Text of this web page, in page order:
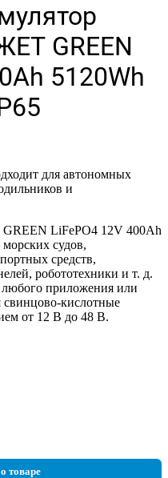
GREEN
5120Wh
для автономных
и
LiFePO4 12V 400Ah
морских судов,
средств,
робототехники и т. д.
приложения или
кислотные
от 12 В до 48 В.
товаре